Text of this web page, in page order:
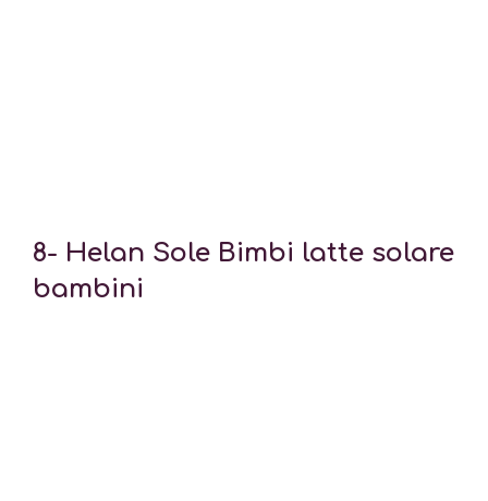
8- Helan Sole Bimbi latte solare
bambini